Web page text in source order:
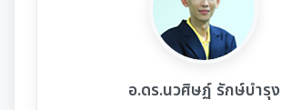
อ.ดร.นวศิษฏ์ รักษ์บำรุง